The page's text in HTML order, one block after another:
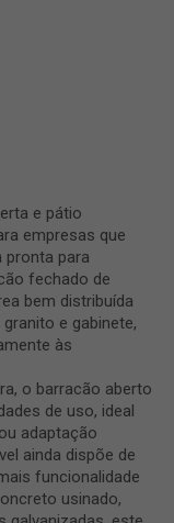
e pátio
empresas que
pronta para
fechado de
bem distribuída
e gabinete,
às
o barracão aberto
de uso, ideal
adaptação
ainda dispõe de
funcionalidade
usinado,